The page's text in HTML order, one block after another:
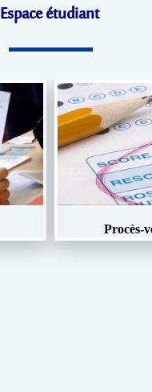
Espace étudiant
Procès-